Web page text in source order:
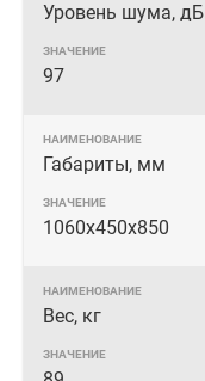
Уровень шума, дБ
97
Габариты, мм
1060х450х850
Вес, кг